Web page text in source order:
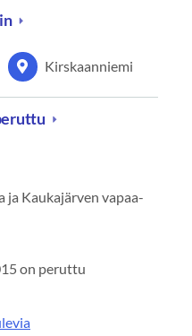
Kirskaanniemi
ja Kaukajärven vapaa-
on peruttu